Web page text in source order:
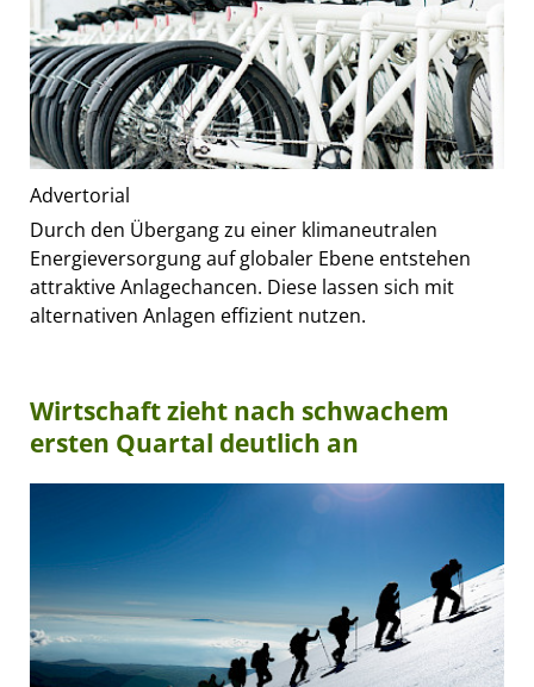
Advertorial
Durch den Übergang zu einer klimaneutralen
Energieversorgung auf globaler Ebene entstehen
attraktive Anlagechancen. Diese lassen sich mit
alternativen Anlagen effizient nutzen.
Wirtschaft zieht nach schwachem
ersten Quartal deutlich an